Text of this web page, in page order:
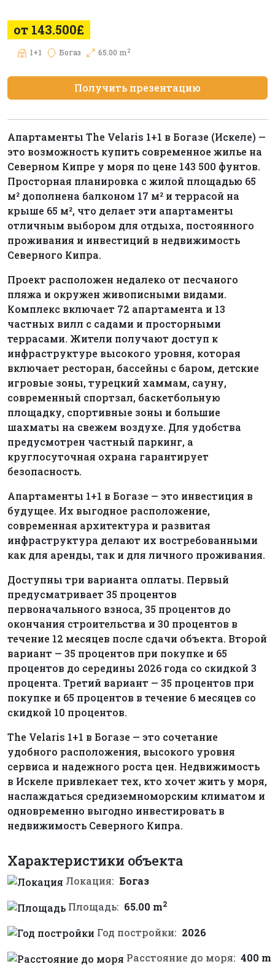
от 143.500£
1+1 Богаз 65.00 m2
Получить презентацию
Апартаменты The Velaris 1+1 в Богазе (Искеле) —
это возможность купить современное жилье на
Северном Кипре у моря по цене 143 500 фунтов.
Просторная планировка с жилой площадью 65
м² дополнена балконом 17 м² и террасой на
крыше 65 м², что делает эти апартаменты
отличным выбором для отдыха, постоянного
проживания и инвестиций в недвижимость
Северного Кипра.
Проект расположен недалеко от песчаного
пляжа и окружен живописными видами.
Комплекс включает 72 апартамента и 13
частных вилл с садами и просторными
террасами. Жители получают доступ к
инфраструктуре высокого уровня, которая
включает ресторан, бассейны с баром, детские
игровые зоны, турецкий хаммам, сауну,
современный спортзал, баскетбольную
площадку, спортивные зоны и большие
шахматы на свежем воздухе. Для удобства
предусмотрен частный паркинг, а
круглосуточная охрана гарантирует
безопасность.
Апартаменты 1+1 в Богазе — это инвестиция в
будущее. Их выгодное расположение,
современная архитектура и развитая
инфраструктура делают их востребованными
как для аренды, так и для личного проживания.
Доступны три варианта оплаты. Первый
предусматривает 35 процентов
первоначального взноса, 35 процентов до
окончания строительства и 30 процентов в
течение 12 месяцев после сдачи объекта. Второй
вариант — 35 процентов при покупке и 65
процентов до середины 2026 года со скидкой 3
процента. Третий вариант — 35 процентов при
покупке и 65 процентов в течение 6 месяцев со
скидкой 10 процентов.
The Velaris 1+1 в Богазе — это сочетание
удобного расположения, высокого уровня
сервиса и надежного роста цен. Недвижимость
в Искеле привлекает тех, кто хочет жить у моря,
наслаждаться средиземноморским климатом и
одновременно выгодно инвестировать в
недвижимость Северного Кипра.
Характеристики объекта
Локация: Богаз
Площадь: 65.00 m2
Год постройки: 2026
Расстояние до моря: 400 m